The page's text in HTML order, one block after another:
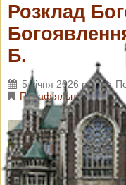
Розклад
Б.
5 січня 2026 р.
Парафіяльні новини